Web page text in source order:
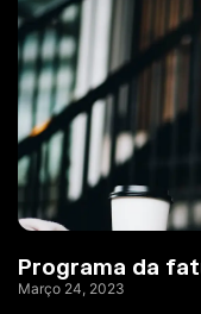
Programa da
Março 24, 2023